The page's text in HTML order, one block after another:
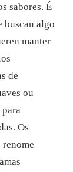
sabores. É
buscan algo
manter
de
ou
Os